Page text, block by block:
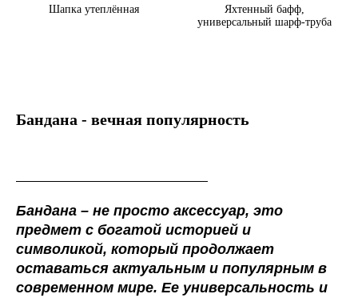
Шапка утеплённая
Яхтенный бафф,
универсальный шарф-труба
Бандана - вечная популярность
Бандана – не просто аксессуар, это
предмет с богатой историей и
символикой, который продолжает
оставаться актуальным и популярным в
современном мире. Ее универсальность и